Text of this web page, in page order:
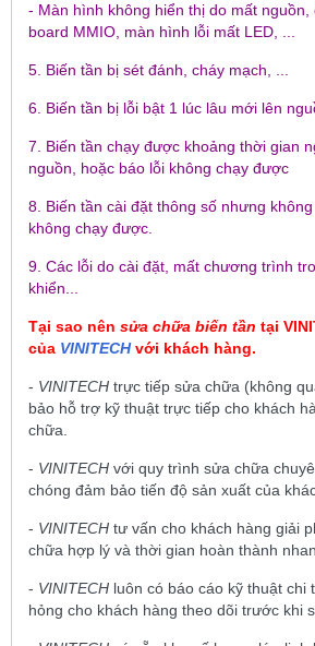
- Màn hình không hiển thị do mất nguồn,
board MMIO, màn hình lỗi mất LED, ...
5. Biến tần bị sét đánh, cháy mạch, ...
6. Biến tần bị lỗi bật 1 lúc lâu mới lên
7. Biến tần chạy được khoảng thời gian
nguồn, hoặc báo lỗi không chạy được
8. Biến tần cài đặt thông số nhưng
không chạy được.
9. Các lỗi do cài đặt, mất chương trình
khiển...
Tại sao nên sửa chữa biến tần tại
của VINITECHvới khách hàng.
- VINITECH trực tiếp sửa chữa (không
bảo hỗ trợ kỹ thuật trực tiếp cho khách
chữa.
- VINITECH với quy trình sửa chữa
chóng đảm bảo tiến độ sản xuất của
- VINITECH tư vấn cho khách hàng giải
chữa hợp lý và thời gian hoàn thành
- VINITECH luôn có báo cáo kỹ thuật chi
hỏng cho khách hàng theo dõi trước khi